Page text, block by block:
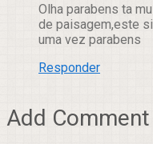
Olha parabens ta
de paisagem,este
uma vez parabens
Responder
Add Comment